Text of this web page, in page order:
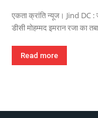
एकता क्रांति न्यूज। Jind DC :
डीसी मोहम्मद इमरान रजा का
Read more